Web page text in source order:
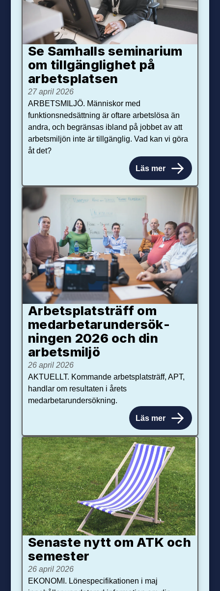
Se Samhalls seminarium
om tillgänglighet på
arbetsplatsen
27 april 2026
ARBETSMILJÖ. Människor med
funktionsnedsättning är oftare arbetslösa än
andra, och begränsas ibland på jobbet av att
arbetsmiljön inte är tillgänglig. Vad kan vi göra
åt det?
Läs mer
Arbetsplats­träff om
med­arbetar­under­sök­
ningen 2026 och din
arbets­miljö
26 april 2026
AKTUELLT. Kommande arbetsplatsträff, APT,
handlar om resultaten i årets
medarbetarundersökning.
Läs mer
Senaste nytt om ATK och
se­mester
26 april 2026
EKONOMI. Lönespecifikationen i maj